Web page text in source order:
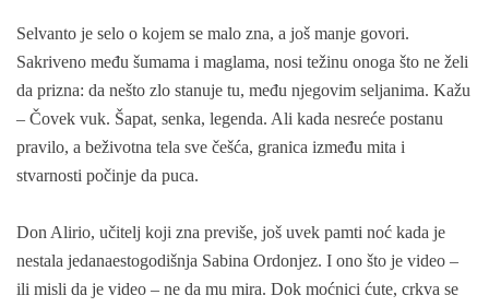
Selvanto je selo o kojem se malo zna, a još manje govori.
Sakriveno među šumama i maglama, nosi težinu onoga što ne želi
da prizna: da nešto zlo stanuje tu, među njegovim seljanima. Kažu
– Čovek vuk. Šapat, senka, legenda. Ali kada nesreće postanu
pravilo, a beživotna tela sve češća, granica između mita i
stvarnosti počinje da puca.
Don Alirio, učitelj koji zna previše, još uvek pamti noć kada je
nestala jedanaestogodišnja Sabina Ordonjez. I ono što je video –
ili misli da je video – ne da mu mira. Dok moćnici ćute, crkva se